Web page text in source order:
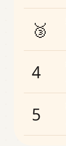
🥉
4
5